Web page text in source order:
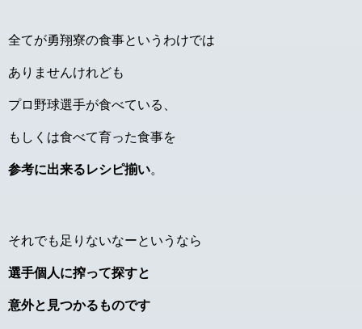
全てが勇翔寮の食事というわけでは
ありませんけれども
プロ野球選手が食べている、
もしくは食べて育った食事を
参考に出来るレシピ揃い。
それでも足りないなーというなら
選手個人に搾って探すと
意外と見つかるものです